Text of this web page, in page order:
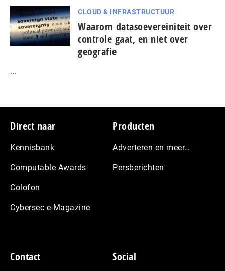
CLOUD & INFRASTRUCTUUR
Waarom datasoevereiniteit over
controle gaat, en niet over
geografie
...
Footer
Direct naar
Kennisbank
Computable Awards
Colofon
Cybersec e-Magazine
Producten
Adverteren en meer…
Persberichten
Contact Social